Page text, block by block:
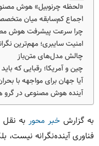
«لحظه چرنوبیل» هوش
اجماع کم‌سابقه میان
چرا سرعت پیشرفت هوش
امنیت سایبری؛ مهم‌ترین
چالش مدل‌های متن‌باز
چین و آمریکا؛ رقبایی که
آیا جهان برای مواجهه با
آینده هوش مصنوعی در گرو
به گزارش خبر محور به
فناوری آینده‌نگرانه نیست،